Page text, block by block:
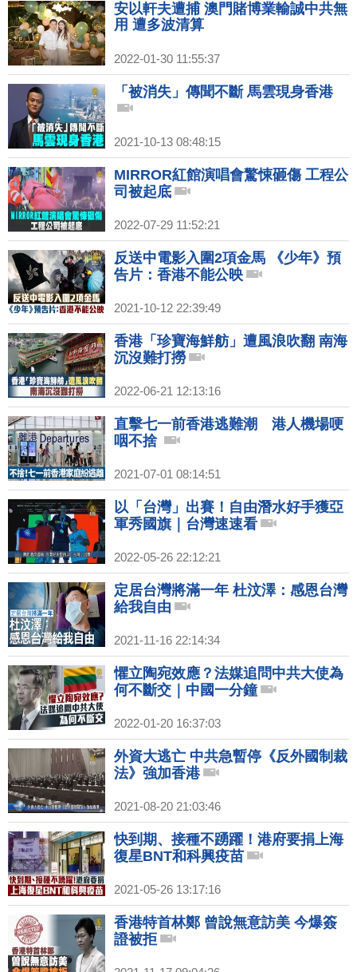
安以軒夫遭捕 澳門賭博業輸誠中共無
用 遭多波清算
2022-01-30 11:55:37
「被消失」傳聞不斷 馬雲現身香港
2021-10-13 08:48:15
MIRROR紅館演唱會驚悚砸傷 工程公
司被起底
2022-07-29 11:52:21
反送中電影入圍2項金馬 《少年》預
告片：香港不能公映
2021-10-12 22:39:49
香港「珍寶海鮮舫」遭風浪吹翻 南海
沉沒難打撈
2022-06-21 12:13:16
直擊七一前香港逃難潮 港人機場哽
咽不捨
2021-07-01 08:14:51
以「台灣」出賽！自由潛水好手獲亞
軍秀國旗｜台灣速速看
2022-05-26 22:12:21
定居台灣將滿一年 杜汶澤：感恩台灣
給我自由
2021-11-16 22:14:34
懼立陶宛效應？法媒追問中共大使為
何不斷交｜中國一分鐘
2022-01-20 16:37:03
外資大逃亡 中共急暫停《反外國制裁
法》強加香港
2021-08-20 21:03:46
快到期、接種不踴躍！港府要捐上海
復星BNT和科興疫苗
2021-05-26 13:17:16
香港特首林鄭 曾說無意訪美 今爆簽
證被拒